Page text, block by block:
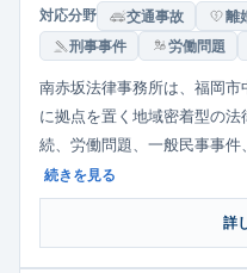
対応分野 交通事故 離
刑事事件
労働問題
南赤坂法律事務所は、福岡
に拠点を置く地域密着型の
続、労働問題、一般民事事
る幅広い法的トラブルに対応
丁寧に傾聴し、最善の解決
姿勢が特徴です。経済的負
続きを見る
詳